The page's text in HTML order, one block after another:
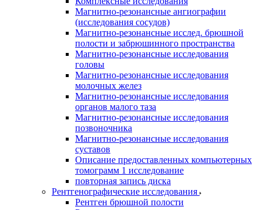
Магнитно-резонансные ангиографии
(исследования сосудов)
Магнитно-резонансные исслед. брюшной
полости и забрюшинного пространства
Магнитно-резонансные исследования
головы
Магнитно-резонансные исследования
молочных желез
Магнитно-резонансные исследования
органов малого таза
Магнитно-резонансные исследования
позвоночника
Магнитно-резонансные исследования
суставов
Описание предоставленных компьютерных
томограмм 1 исследование
повторная запись диска
Рентгенографические исследования
Рентген брюшной полости